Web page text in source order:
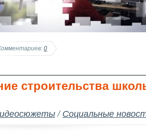
0
строительства
/Социальные